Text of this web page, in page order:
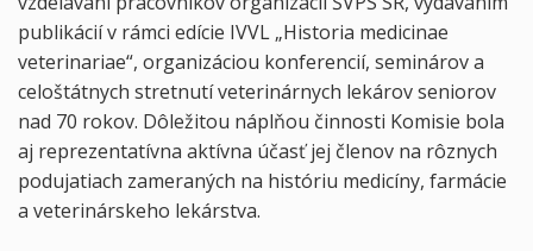
publikácií v rámci edície IVVL „Historia medicinae
veterinariae“, organizáciou konferencií, seminárov a
celoštátnych stretnutí veterinárnych lekárov seniorov
nad 70 rokov. Dôležitou náplňou činnosti Komisie bola
aj reprezentatívna aktívna účasť jej členov na rôznych
podujatiach zameraných na históriu medicíny, farmácie
a veterinárskeho lekárstva.